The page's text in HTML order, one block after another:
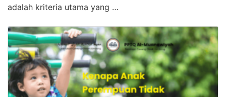
adalah kriteria utama yang …